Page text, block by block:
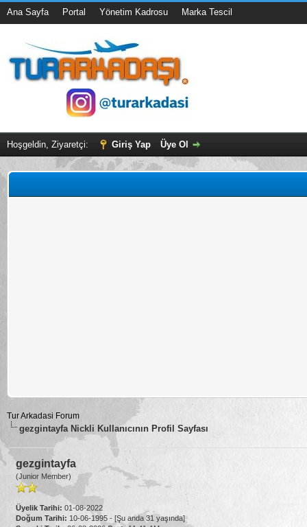
Ana Sayfa Portal Yönetim Kadrosu Marka Tescil
Hoşgeldin, Ziyaretçi: Giriş Yap Üye Ol
Tur Arkadasi Forum
gezgintayfa Nickli Kullanıcının Profil Sayfası
gezgintayfa
(Junior Member)
Üyelik Tarihi: 01-08-2022
Doğum Tarihi: 10-06-1995 - [Şu anda 31 yaşında]